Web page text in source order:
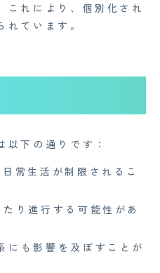
これにより、個別化され
ています。
以下の通りです：
常生活が制限されるこ
り進行する可能性があ
にも影響を及ぼすことが